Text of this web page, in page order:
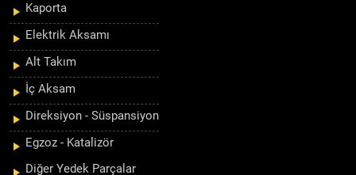
Kaporta
Elektrik Aksamı
Alt Takım
İç Aksam
Direksiyon - Süspansiyon
Egzoz - Katalizör
Diğer Yedek Parçalar